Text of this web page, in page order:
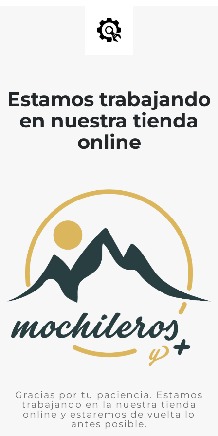
Estamos trabajando
en nuestra tienda
online
Gracias por tu paciencia. Estamos
trabajando en la nuestra tienda
online y estaremos de vuelta lo
antes posible.